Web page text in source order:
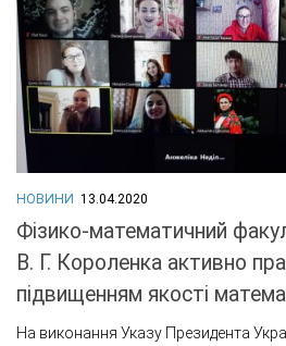
НОВИНИ 13.04.2020
Фізико-математичний
В. Г. Короленка активно
підвищенням якості
На виконання Указу Президента